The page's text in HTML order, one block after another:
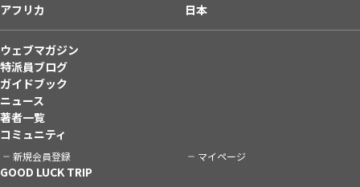
アフリカ
日本
ウェブマガジン
特派員ブログ
ガイドブック
ニュース
著者一覧
コミュニティ
新規会員登録 マイページ
GOOD LUCK TRIP